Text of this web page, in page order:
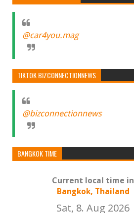
@car4you.mag
TIKTOK BIZCONNECTIONNEWS
@bizconnectionnews
BANGKOK TIME
Current local time in
Bangkok, Thailand